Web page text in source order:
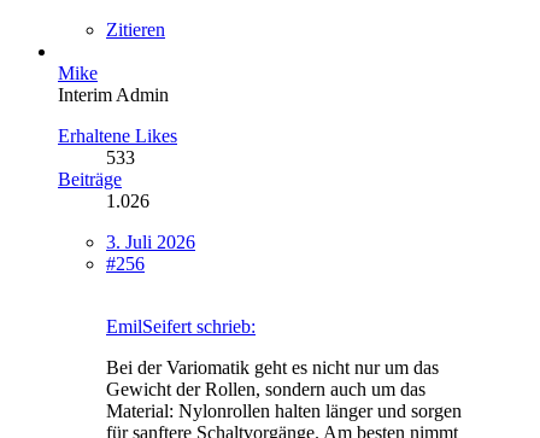
Zitieren
Mike
Interim Admin
Erhaltene Likes
533
Beiträge
1.026
3. Juli 2026
#256
EmilSeifert schrieb:
Bei der Variomatik geht es nicht nur um das
Gewicht der Rollen, sondern auch um das
Material: Nylonrollen halten länger und sorgen
für sanftere Schaltvorgänge. Am besten nimmt